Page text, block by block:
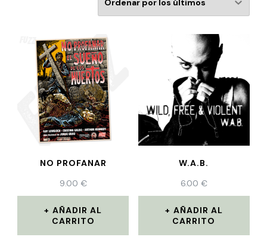
NO PROFANAR
9.00 €
AÑADIR AL
CARRITO
W.A.B.
6.00 €
AÑADIR AL
CARRITO